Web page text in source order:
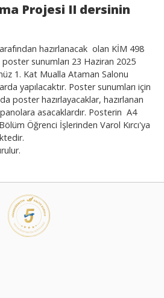
Projesi II dersinin
hazırlanacak olan KİM 498
sunumları 23 Haziran 2025
1. Kat Mualla Ataman Salonu
yapılacaktır. Poster sunumları için
poster hazırlayacaklar, hazırlanan
asacaklardır. Posterin A4
Öğrenci İşlerinden Varol Kırcı'ya